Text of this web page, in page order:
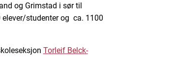
og Grimstad i sør til
elever/studenter og ca. 1100
Torleif Belck-